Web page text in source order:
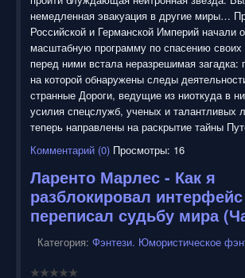
немедленная эвакуация в другие миры…
Российской и Германской Империй начали
масштабную программу по спасению своих
перед ними встала неразрешимая загадка:
на которой обнаружены следы
странные Дороги, ведущие из ниоткуда в
усилия спецслужб, ученых и талантливых
теперь направлены на раскрытие тайны
Комментарий (0) Просмотры: 16
Ларенто Марлес - Как я
разблокировал интерфейс
переписал судьбу мира
Категория: Фэнтези. Юмористическое